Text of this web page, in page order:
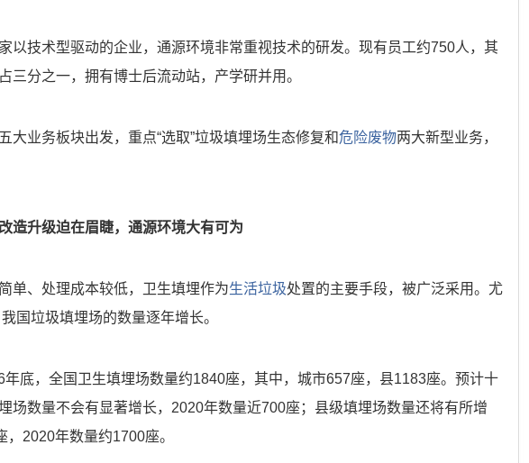
以技术型驱动的企业，通源环境非常重视技术的研发。现有员工约750人，其
三分之一，拥有博士后流动站，产学研并用。
大业务板块出发，重点“选取”垃圾填埋场生态修复和危险废物两大新型业务，
造升级迫在眉睫，通源环境大有可为
单、处理成本较低，卫生填埋作为生活垃圾处置的主要手段，被广泛采用。尤
国垃圾填埋场的数量逐年增长。
年底，全国卫生填埋场数量约1840座，其中，城市657座，县1183座。预计十
场数量不会有显著增长，2020年数量近700座；县级填埋场数量还将有所增
2020年数量约1700座。